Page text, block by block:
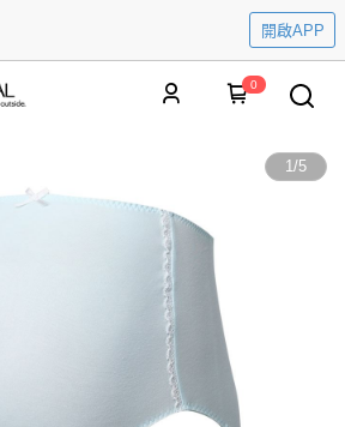
開啟APP
0
1/5